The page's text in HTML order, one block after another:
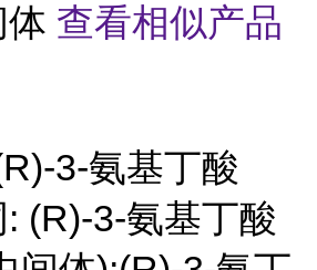
查看相似产品
3-氨基丁酸
(R)-3-氨基丁酸